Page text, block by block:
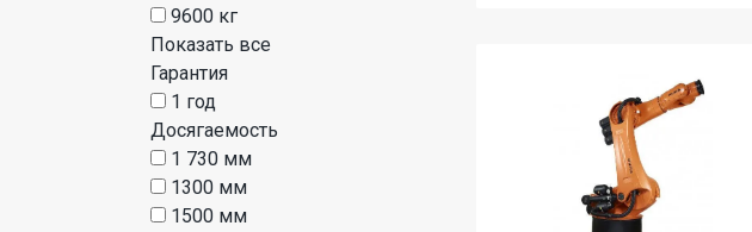
9600 кг
Показать все
Гарантия
1 год
Досягаемость
1 730 мм
1300 мм
1500 мм